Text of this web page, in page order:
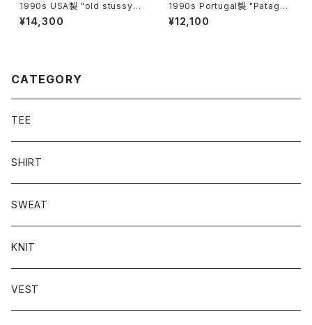
1990s USA製 "old stussy"
S/S shirt
¥14,300
1990s Portugal製 "Patagon
ia" kid's heavy flannel shir
t
¥12,100
CATEGORY
TEE
SHIRT
SWEAT
KNIT
VEST